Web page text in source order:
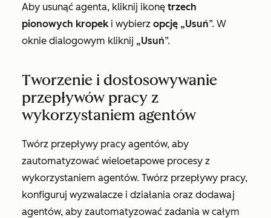
Aby usunąć agenta, kliknij ikonę trzech
pionowych kropeki wybierz opcję „Usuń”. W
oknie dialogowym kliknij „Usuń”.
Tworzenie i dostosowywanie
przepływów pracy z
wykorzystaniem agentów
Twórz przepływy pracy agentów, aby
zautomatyzować wieloetapowe procesy z
wykorzystaniem agentów. Twórz przepływy pracy,
konfiguruj wyzwalacze i działania oraz dodawaj
agentów, aby zautomatyzować zadania w całym